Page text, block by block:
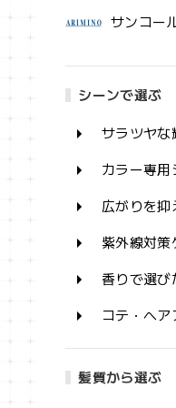
サンコー
シーンで選ぶ
サラツヤな
カラー専用
広がりを抑
紫外線対策
香りで選び
コテ・ヘア
髪質から選ぶ